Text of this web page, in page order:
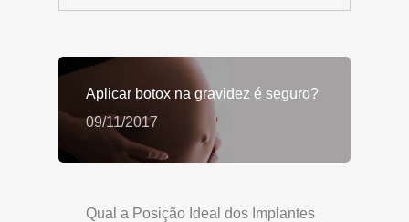
Aplicar botox na gravidez é seguro?
09/11/2017
Qual a Posição Ideal dos Implantes